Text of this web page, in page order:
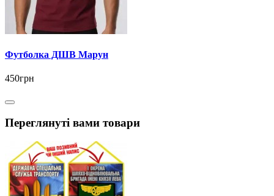
Футболка ДШВ Марун
450грн
Переглянуті вами товари